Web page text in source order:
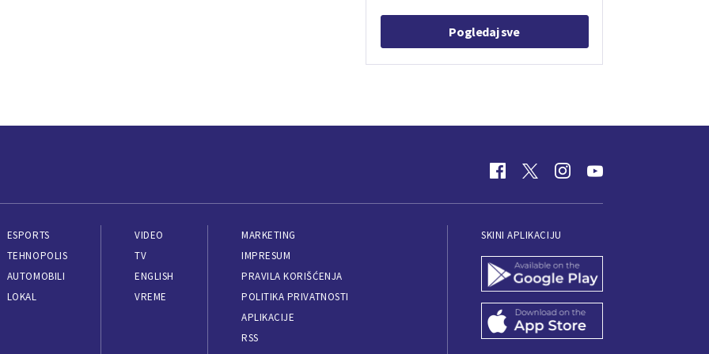
Pogledaj sve
ESPORTS
TEHNOPOLIS
AUTOMOBILI
LOKAL
VIDEO
TV
ENGLISH
VREME
MARKETING
IMPRESUM
PRAVILA KORIŠĆENJA
POLITIKA PRIVATNOSTI
APLIKACIJE
RSS
SKINI APLIKACIJU